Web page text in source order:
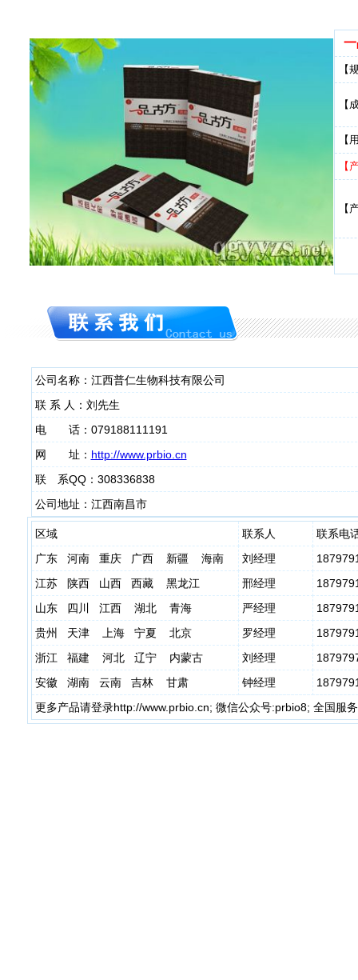
【
【
【
公司名称：江西普仁生物科技有限公司
联 系 人：刘先生
电 话：079188111191
网 址： http://www.prbio.cn
联 系QQ：308336838
公司地址：江西南昌市
区域 联系人
联系电
广东 河南 重庆 广西 新疆 海南
刘经理
江苏 陕西 山西 西藏 黑龙江
邢经理
山东 四川 江西 湖北 青海
严经理
贵州 天津 上海 宁夏 北京
罗经理
浙江 福建 河北 辽宁 内蒙古
刘经理
安徽 湖南 云南 吉林 甘肃
钟经理
更多产品请登录http://www.prbio.cn; 微信公众号:prbio8; 全国服